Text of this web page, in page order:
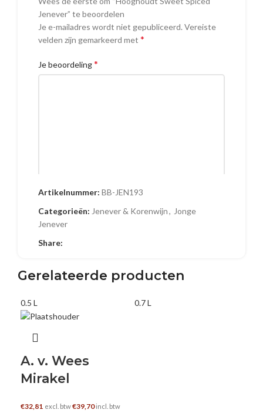
Jenever” te beoordelen
Je e-mailadres wordt niet gepubliceerd. Vereiste
velden zijn gemarkeerd met *
Je beoordeling*
Artikelnummer: BB-JEN193
Categorieën: Jenever & Korenwijn, Jonge
Jenever
Share:
Gerelateerde producten
0.5 L
A. v. Wees
Mirakel
€32,81 excl. btw€39,70incl. btw
0.7 L